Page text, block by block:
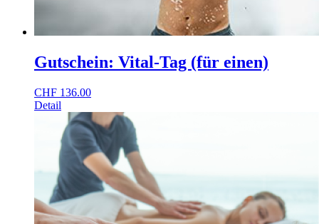
Gutschein: Vital-Tag (für einen)
CHF 136.00
Detail